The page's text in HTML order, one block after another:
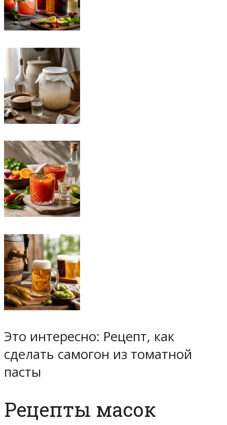
Это интересно: Рецепт, как
сделать самогон из томатной
пасты
Рецепты масок